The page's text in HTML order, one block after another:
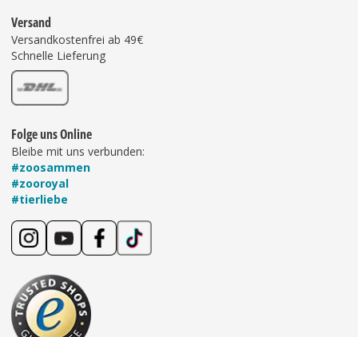
Versand
Versandkostenfrei ab 49€
Schnelle Lieferung
Folge uns Online
Bleibe mit uns verbunden:
#zoosammen
#zooroyal
#tierliebe